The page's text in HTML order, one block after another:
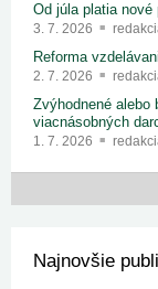
Od júla platia
3. 7. 2026
Reforma
2. 7. 2026
Zvýhodnené
viacnásobných
1. 7. 2026
Najnovšie